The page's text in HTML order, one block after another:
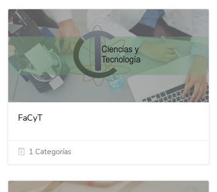
FaCyT
1 Categorías